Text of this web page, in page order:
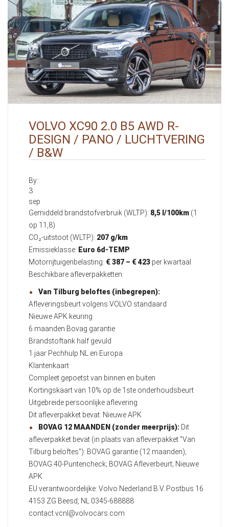
VOLVO XC90 2.0 B5 AWD R-
DESIGN / PANO / LUCHTVERING
/ B&W
By::
3
sep
Gemiddeld brandstofverbruik (WLTP): 8,5 l/100km (1
op 11,8)
CO₂-uitstoot (WLTP): 207 g/km
Emissieklasse: Euro 6d-TEMP
Motorrijtuigenbelasting: € 387 – € 423 per kwartaal
Beschikbare afleverpakketten:
Van Tilburg beloftes (inbegrepen):
Afleveringsbeurt volgens VOLVO standaard
Nieuwe APK keuring
6 maanden Bovag garantie
Brandstoftank half gevuld
1 jaar Pechhulp NL en Europa
Klantenkaart
Compleet gepoetst van binnen en buiten
Kortingskaart van 10% op de 1ste onderhoudsbeurt
Uitgebreide persoonlijke aflevering
Dit afleverpakket bevat: Nieuwe APK
BOVAG 12 MAANDEN (zonder meerprijs): Dit
afleverpakket bevat (in plaats van afleverpakket "Van
Tilburg beloftes"): BOVAG garantie (12 maanden);
BOVAG 40-Puntencheck; BOVAG Afleverbeurt; Nieuwe
APK
EU verantwoordelijke: Volvo Nederland B.V. Postbus 16
4153 ZG Beesd, NL 0345-688888
contact.vcnl@volvocars.com